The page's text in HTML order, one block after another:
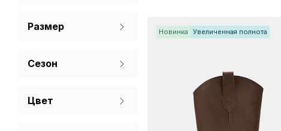
Капсула
Аутлет
Сапоги
Размер
41
Сезон
Зима
Цвет
Новинка Увеличенная полнота